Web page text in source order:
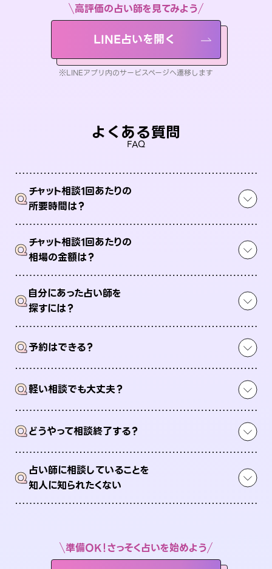
高評価の占い師を見てみよう
LINE占いを開く
※LINEアプリ内のサービスページへ遷移します
よくある質問
FAQ
Qチャット相談1回あたりの
所要時間は？
Qチャット相談1回あたりの
相場の金額は？
Q自分にあった占い師を
探すには？
Q予約はできる？
Q軽い相談でも大丈夫？
Qどうやって相談終了する？
Q占い師に相談していることを
知人に知られたくない
準備OK！さっそく占いを始めよう